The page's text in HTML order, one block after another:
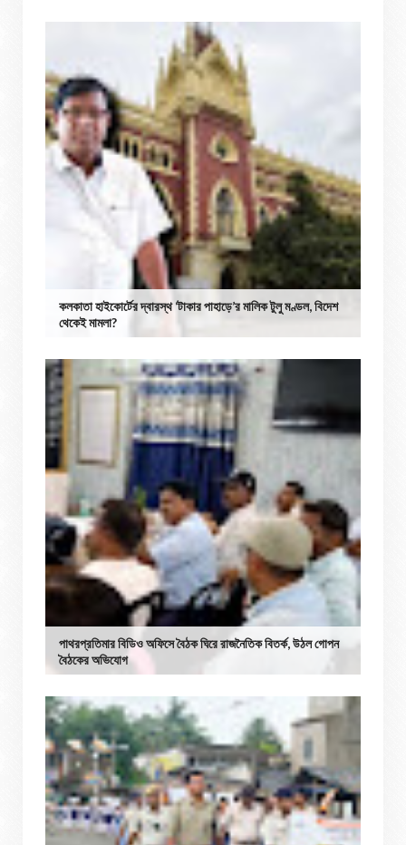
কলকাতা হাইকোর্টের দ্বারস্থ ‘টাকার পাহাড়ে’র মালিক টুলু মণ্ডল, বিদেশ
থেকেই মামলা?
পাথরপ্রতিমার বিডিও অফিসে বৈঠক ঘিরে রাজনৈতিক বিতর্ক, উঠল গোপন
বৈঠকের অভিযোগ